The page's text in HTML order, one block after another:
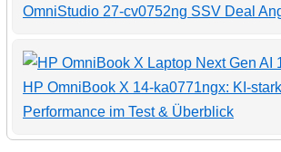
OmniStudio 27-cv0752ng SSV Deal
HP OmniBook X 14-ka0771ngx: KI-
Performance im Test & Überblick